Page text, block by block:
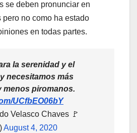
se deben pronunciar en
no como ha estado
en todas partes.
la serenidad y el
necesitamos más
menos piromanos.
UCfbEO06bY
Velasco Chaves 🚩
August 4, 2020